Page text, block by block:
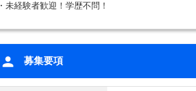
・未経験者歓迎！学歴不問！
募集要項